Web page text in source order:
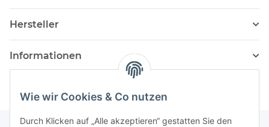
Wie wir Cookies & Co nutzen
Durch Klicken auf „Alle akzeptieren“ gestatten Sie den
Hersteller
Informationen